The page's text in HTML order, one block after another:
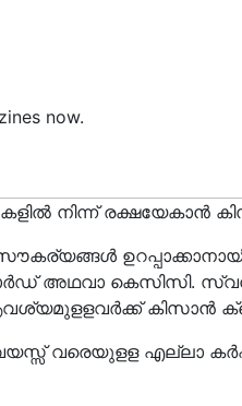
now.
നിന്ന് രക്ഷയേകാന്‍
അഥവാ കെസിസി.
കിസാന്‍
വരെയുളള എല്ലാ